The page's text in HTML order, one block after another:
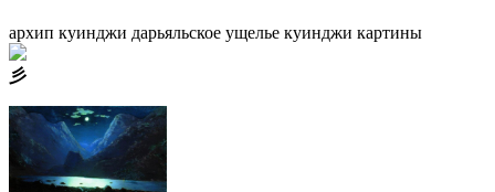
архип куинджи дарьяльское ущелье куинджи картины
⼺